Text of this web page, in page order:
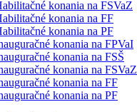
konania na FSVaZ
konania na FF
konania na PF
konania na FPVaI
konania na FSŠ
konania na FSVaZ
konania na FF
konania na PF